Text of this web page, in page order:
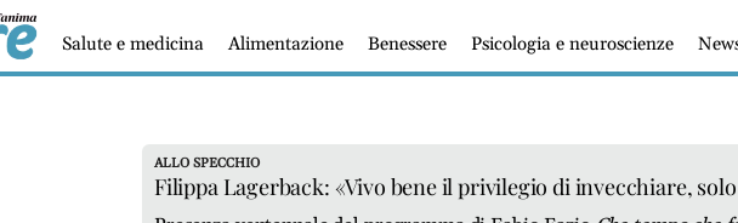
Salute e medicina Alimentazione Benessere Psicologia e neuroscienze
ALLO SPECCHIO
Filippa Lagerback: «Vivo bene il privilegio di invecchiare,